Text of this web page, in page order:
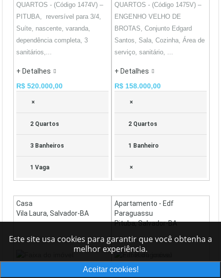
QUARTOS - (Código 1474V) –
PITUBA, reversível para 3/4,
Suíte, nascente, varanda,
dependência completa, 3
sanitários,...
+ Detalhes
R$ 520.000,00
×
2 Quartos
3 Banheiros
1 Vaga
QUARTOS - (Código 1475V) –
ENGENHO VELHO DE
BROTAS, Conjunto Edgard
Santos, Sala, Cozinha, Área de
serviço, sanitário, ...
+ Detalhes
R$ 158.000,00
×
2 Quartos
1 Banheiro
×
Casa
Vila Laura, Salvador-BA
Apartamento - Edf
Paraguassu
Pituba, Salvador-BA
Este site usa cookies para garantir que você obtenha a
melhor experiência.
Aceitar cookies!